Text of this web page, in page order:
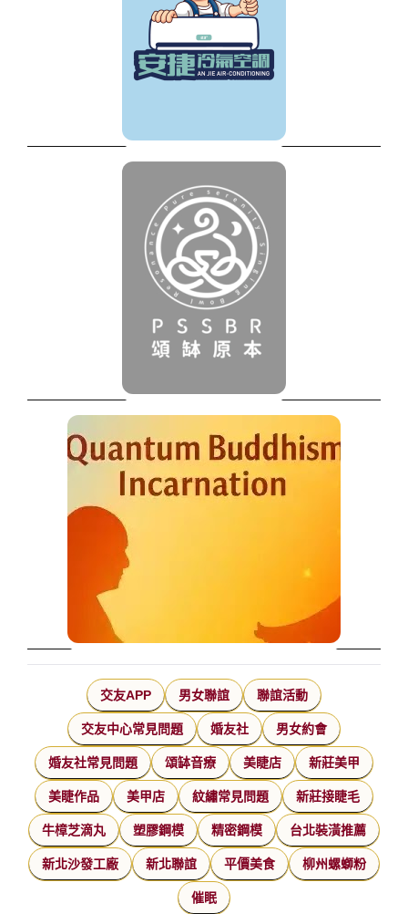
交友APP 男女聯誼 聯誼活動
交友中心常見問題 婚友社 男女約會
婚友社常見問題 頌缽音療 美睫店 新莊美甲
美睫作品 美甲店 紋繡常見問題 新莊接睫毛
牛樟芝滴丸 塑膠鋼模 精密鋼模 台北裝潢推薦
新北沙發工廠 新北聯誼 平價美食 柳州螺螄粉
催眠